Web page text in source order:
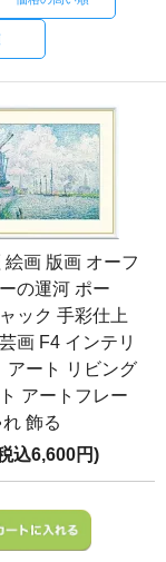
絵画 版画 オーフ
の運河 ポー
ック 手彩仕上
画 F4 インテリ
アート リビング
アートフレー
飾る
込6,600円)